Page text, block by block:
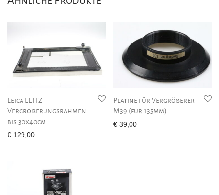
Leica LEITZ
Vergrößerungsrahmen
bis 30x40cm
€ 129,00
Platine für Vergrößerer
M39 (für 135mm)
€ 39,00